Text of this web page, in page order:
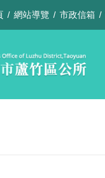
網站導覽 市政信箱